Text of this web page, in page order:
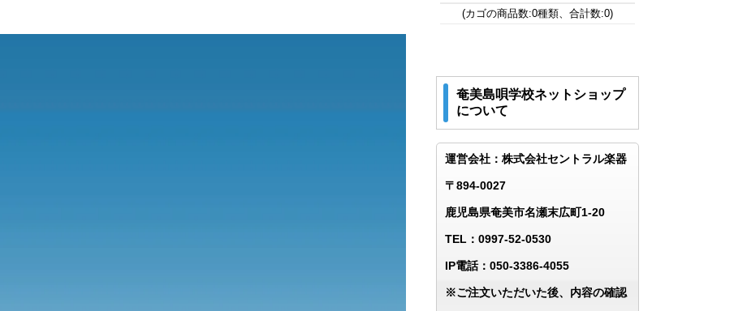
(カゴの商品数:0種類、合計数:0)
奄美島唄学校ネットショップ
について
運営会社：株式会社セントラル楽器
〒894-0027
鹿児島県奄美市名瀬末広町1-20
TEL：0997-52-0530
IP電話：050-3386-4055
※ご注文いただいた後、内容の確認